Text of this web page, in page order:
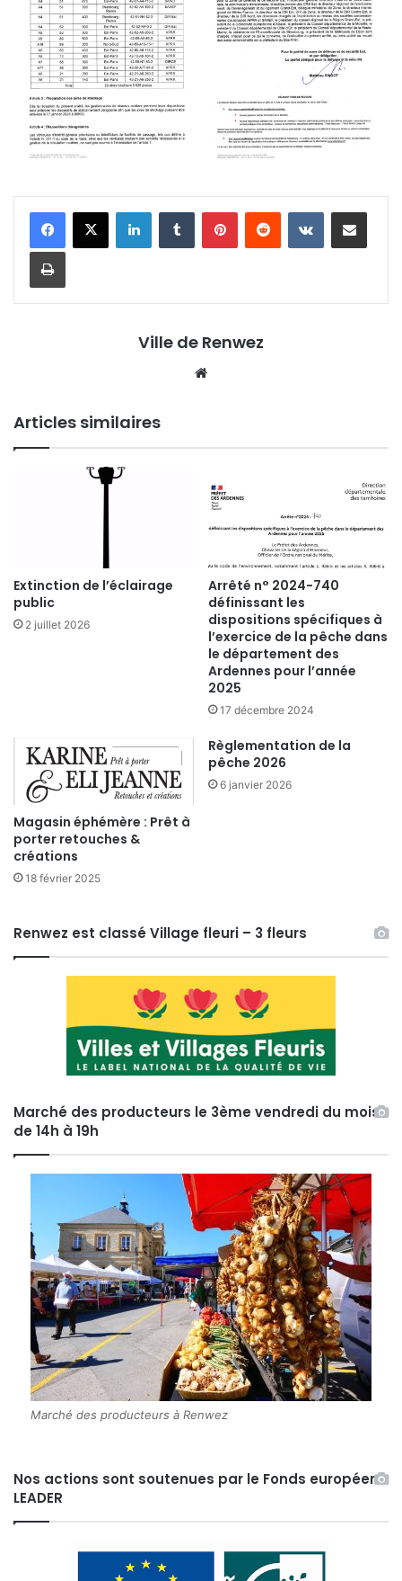
LinkedinTumblr PinterestReddit VKontaktePartager par email
Imprimer
Ville de Renwez
Articles similaires
Extinction de l’éclairage
public
2 juillet 2026
Arrêté n° 2024-740
définissant les
dispositions spécifiques à
l’exercice de la pêche dans
le département des
Ardennes pour l’année
2025
17 décembre 2024
Magasin éphémère : Prêt à
porter retouches &
créations
18 février 2025
Règlementation de la
pêche 2026
6 janvier 2026
Renwez est classé Village fleuri – 3 fleurs
Marché des producteurs le 3ème vendredi du mois
de 14h à 19h
Marché des producteurs à Renwez
Nos actions sont soutenues par le Fonds européen
LEADER